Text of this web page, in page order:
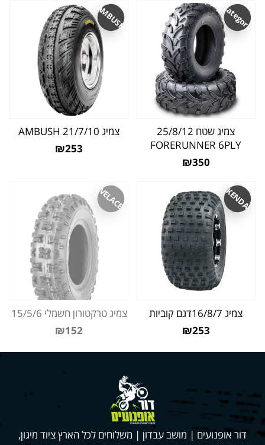
Uncategorized
צמיג שטח 25/8/12
FORERUNNER 6PLY
₪350
AMBUSH
צמיג 21/7/10 AMBUSH
₪253
KENDA
צמיג 16/8/7דגם קוביות
₪253
VELACE
צמיג טרקטורון חשמלי 15/5/6
₪152
דור אופנועים | מושב עבדון | משלוחים לכל הארץ ציוד מיגון,